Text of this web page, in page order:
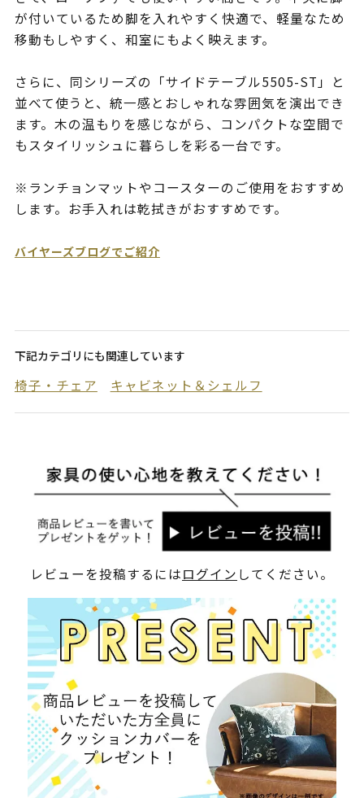
が付いているため脚を入れやすく快適で、軽量なため
移動もしやすく、和室にもよく映えます。
さらに、同シリーズの「サイドテーブル5505-ST」と
並べて使うと、統一感とおしゃれな雰囲気を演出でき
ます。木の温もりを感じながら、コンパクトな空間で
もスタイリッシュに暮らしを彩る一台です。
※ランチョンマットやコースターのご使用をおすすめ
します。お手入れは乾拭きがおすすめです。
バイヤーズブログでご紹介
下記カテゴリにも関連しています
椅子・チェア キャビネット＆シェルフ
レビューを投稿するにはログイン してください。